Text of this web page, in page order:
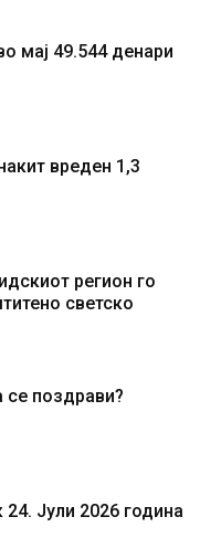
мај 49.544 денари
вреден 1,3
регион го
светско
се поздрави?
Јули 2026 година